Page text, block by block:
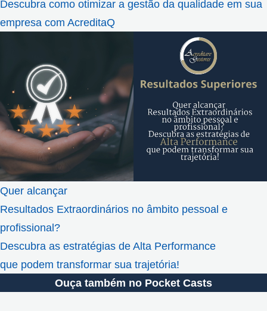
Descubra como otimizar a gestão da qualidade em sua
empresa com AcreditaQ
Quer alcançar
Resultados Extraordinários no âmbito pessoal e
profissional?
Descubra as estratégias de Alta Performance
que podem transformar sua trajetória!
Ouça também no Pocket Casts